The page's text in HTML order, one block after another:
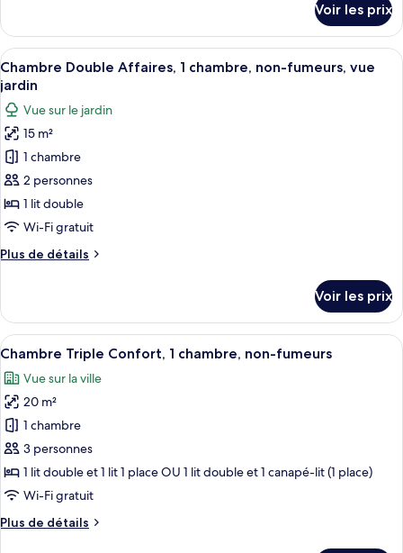
avec
lits
jumeaux
le
type
de
chambre
Chambre
Standard
avec
lits
jumeaux
Voir les prix
Afficher
toutes
les
photos
pour
ce
type
de
chambre :
Double
chambre,
non-
fumeurs,
vue
jardin
Une chambre d’hôtel avec un
8
Chambre Double Affaires, 1 chambre, non-fumeurs, vue
jardin
Vue sur le jardin
15 m²
1 chambre
2 personnes
1 lit double
Wi-Fi gratuit
Plus de détails
Plus
le
type
de
Chambre
Double
Affaires,
chambre,
non-
fumeurs,
vue
Voir les prix
Afficher
toutes
les
photos
pour
ce
type
de
chambre :
Chambre
Une chambre d’hôtel avec un
10
Chambre Triple Confort, 1 chambre, non-fumeurs
Vue sur la ville
20 m²
1 chambre
3 personnes
1 lit double et 1 lit 1 place OU 1 lit double et 1 canapé-lit (1 place)
Wi-Fi gratuit
Plus de détails
Plus